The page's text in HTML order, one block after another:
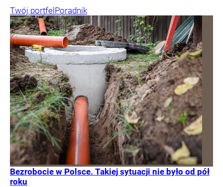
Twój portfelPoradnik
Bezrobocie w Polsce. Takiej sytuacji nie było od pół
roku